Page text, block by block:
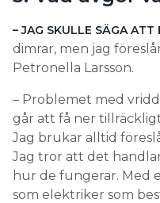
– JAG SKULLE SÄGA ATT
dimrar, men jag
Petronella Larsson.
– Problemet med
går att få ner
Jag brukar alltid
Jag tror att det
hur de fungerar. Med
som elektriker som